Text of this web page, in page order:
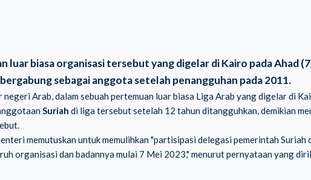
luar biasa organisasi tersebut yang digelar di Kairo pada Ahad
sebagai anggota setelah penangguhan pada 2011.
Arab, dalam sebuah pertemuan luar biasa Liga Arab yang digelar di
Suriah di liga tersebut setelah 12 tahun ditangguhkan, demikian
memutuskan untuk memulihkan "partisipasi delegasi pemerintah Suriah
organisasi dan badannya mulai 7 Mei 2023," menurut pernyataan yang